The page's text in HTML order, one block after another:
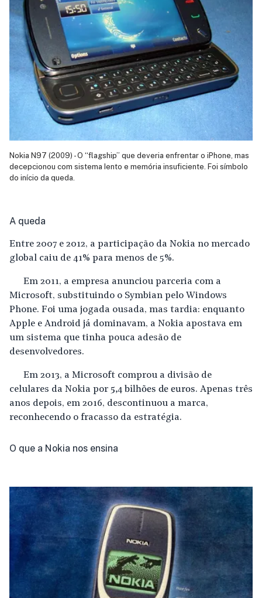
Nokia N97 (2009) - O “flagship” que deveria enfrentar o iPhone, mas
decepcionou com sistema lento e memória insuficiente. Foi símbolo
do início da queda.
A queda
Entre 2007 e 2012, a participação da Nokia no mercado
global caiu de 41% para menos de 5%.
Em 2011, a empresa anunciou parceria com a
Microsoft, substituindo o Symbian pelo Windows
Phone. Foi uma jogada ousada, mas tardia: enquanto
Apple e Android já dominavam, a Nokia apostava em
um sistema que tinha pouca adesão de
desenvolvedores.
Em 2013, a Microsoft comprou a divisão de
celulares da Nokia por 5,4 bilhões de euros. Apenas três
anos depois, em 2016, descontinuou a marca,
reconhecendo o fracasso da estratégia.
O que a Nokia nos ensina